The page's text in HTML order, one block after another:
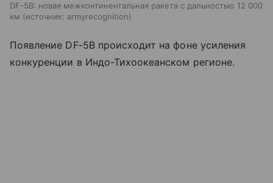
DF-5B: новая межконтинентальная ракета с дальностью 12 000
км
источник: armyrecognition
Появление DF-5B происходит на фоне усиления
конкуренции в Индо-Тихоокеанском регионе.